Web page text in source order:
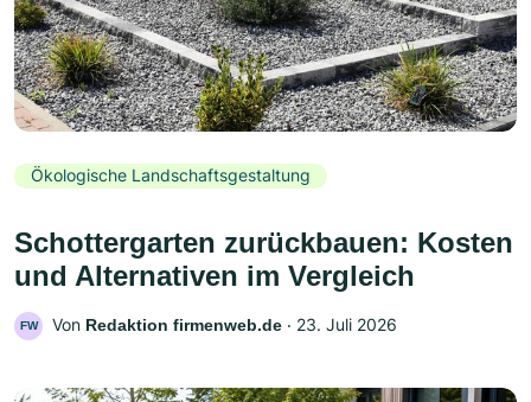
Ökologische Landschaftsgestaltung
Schottergarten zurückbauen: Kosten
und Alternativen im Vergleich
FW Von Redaktion firmenweb.de ‧ 23. Juli 2026